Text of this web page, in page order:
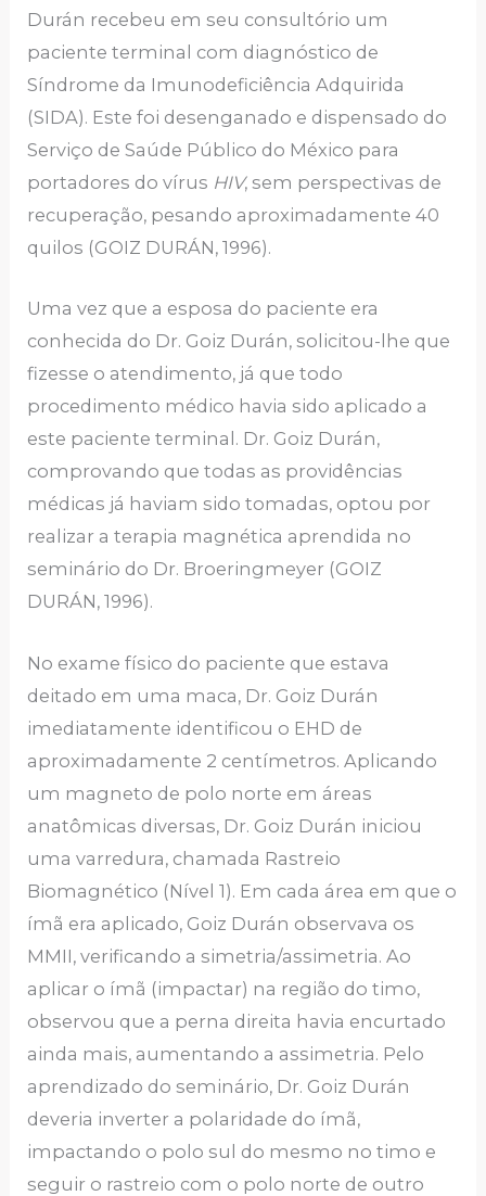
Durán recebeu em seu consultório um
paciente terminal com diagnóstico de
Síndrome da Imunodeficiência Adquirida
(SIDA). Este foi desenganado e dispensado do
Serviço de Saúde Público do México para
portadores do vírus HIV, sem perspectivas de
recuperação, pesando aproximadamente 40
quilos (GOIZ DURÁN, 1996).
Uma vez que a esposa do paciente era
conhecida do Dr. Goiz Durán, solicitou-lhe que
fizesse o atendimento, já que todo
procedimento médico havia sido aplicado a
este paciente terminal. Dr. Goiz Durán,
comprovando que todas as providências
médicas já haviam sido tomadas, optou por
realizar a terapia magnética aprendida no
seminário do Dr. Broeringmeyer (GOIZ
DURÁN, 1996).
No exame físico do paciente que estava
deitado em uma maca, Dr. Goiz Durán
imediatamente identificou o EHD de
aproximadamente 2 centímetros. Aplicando
um magneto de polo norte em áreas
anatômicas diversas, Dr. Goiz Durán iniciou
uma varredura, chamada Rastreio
Biomagnético (Nível 1). Em cada área em que o
ímã era aplicado, Goiz Durán observava os
MMII, verificando a simetria/assimetria. Ao
aplicar o ímã (impactar) na região do timo,
observou que a perna direita havia encurtado
ainda mais, aumentando a assimetria. Pelo
aprendizado do seminário, Dr. Goiz Durán
deveria inverter a polaridade do ímã,
impactando o polo sul do mesmo no timo e
seguir o rastreio com o polo norte de outro